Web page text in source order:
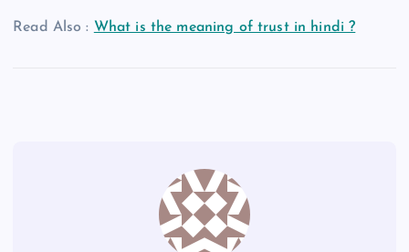
Read Also : What is the meaning of trust in hindi ?